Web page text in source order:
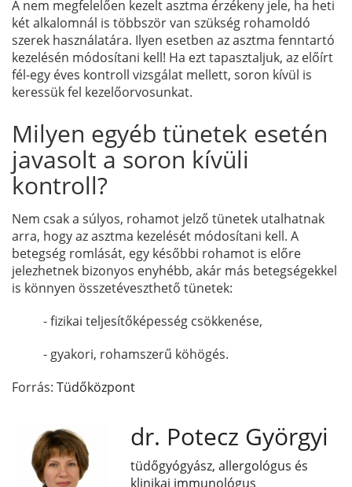
A nem megfelelően kezelt asztma érzékeny jele, ha heti
két alkalomnál is többször van szükség rohamoldó
szerek használatára. Ilyen esetben az asztma fenntartó
kezelésén módosítani kell! Ha ezt tapasztaljuk, az előírt
fél-egy éves kontroll vizsgálat mellett, soron kívül is
keressük fel kezelőorvosunkat.
Milyen egyéb tünetek esetén
javasolt a soron kívüli
kontroll?
Nem csak a súlyos, rohamot jelző tünetek utalhatnak
arra, hogy az asztma kezelését módosítani kell. A
betegség romlását, egy későbbi rohamot is előre
jelezhetnek bizonyos enyhébb, akár más betegségekkel
is könnyen összetéveszthető tünetek:
- fizikai teljesítőképesség csökkenése,
- gyakori, rohamszerű köhögés.
Forrás: Tüdőközpont
dr. Potecz Györgyi
tüdőgyógyász, allergológus és
klinikai immunológus